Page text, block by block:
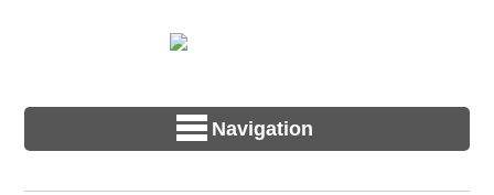
Navigation